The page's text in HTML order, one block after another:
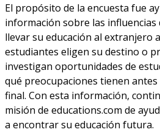
El propósito de la encuesta fue
información sobre las
llevar su educación al extranjero
estudiantes eligen su destino o
investigan oportunidades de
qué preocupaciones tienen
final. Con esta información,
misión de educations.com de
a encontrar su educación futura.